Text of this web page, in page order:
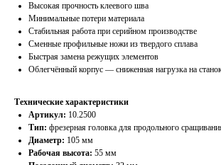
Высокая прочность клеевого шва
Минимальные потери материала
Стабильная работа при серийном производстве
Сменные профильные ножи из твердого сплава
Быстрая замена режущих элементов
Облегчённый корпус — сниженная нагрузка на
Технические характеристики
Артикул: 10.2500
Тип: фрезерная головка для продольного
Диаметр: 105 мм
Рабочая высота: 55 мм